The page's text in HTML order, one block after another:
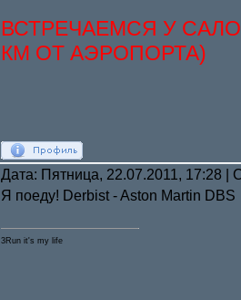
ВСТРЕЧАЕМСЯ У
КМ ОТ АЭРОПОРТА)
Дата: Пятница, 22.07.2011, 17:28
Я поеду! Derbist - Aston Martin DBS
3Run it's my life